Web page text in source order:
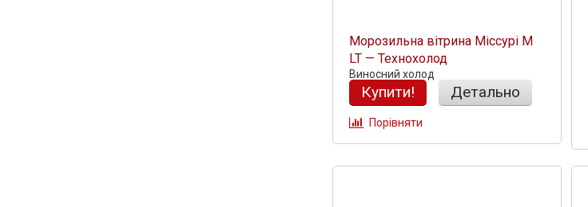
Морозильна вітрина Міссурі М
LT — Технохолод
Виносний холод
Купити! Детально
Порівняти